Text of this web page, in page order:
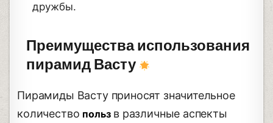
дружбы.
Преимущества использования
пирамид Васту
Пирамиды Васту приносят значительное
количество пользв различные аспекты